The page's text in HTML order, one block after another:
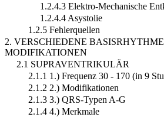
1.2.4.3 Elektro-Mechanische
1.2.4.4 Asystolie
1.2.5 Fehlerquellen
2. VERSCHIEDENE
MODIFIKATIONEN
2.1 SUPRAVENTRIKULÄR
2.1.1 1.) Frequenz 30 - 170 (in 9
2.1.2 2.) Modifikationen
2.1.3 3.) QRS-Typen A-G
2.1.4 4.) Merkmale